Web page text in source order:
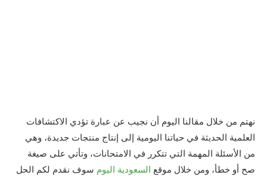
نهتم من خلال مقالنا اليوم أن نجيب عن عبارة تؤدي الاكتشافات
العلمية الحديثة في حياتنا اليومية إلى إنتاج منتجات جديدة، وهي
من الأسئلة المهمة التي تتكرر في الامتحانات، وتأتي على صيغة
صح أو خطأ، ومن خلال موقع السعودية اليوم سوف نقدم لكم الحل